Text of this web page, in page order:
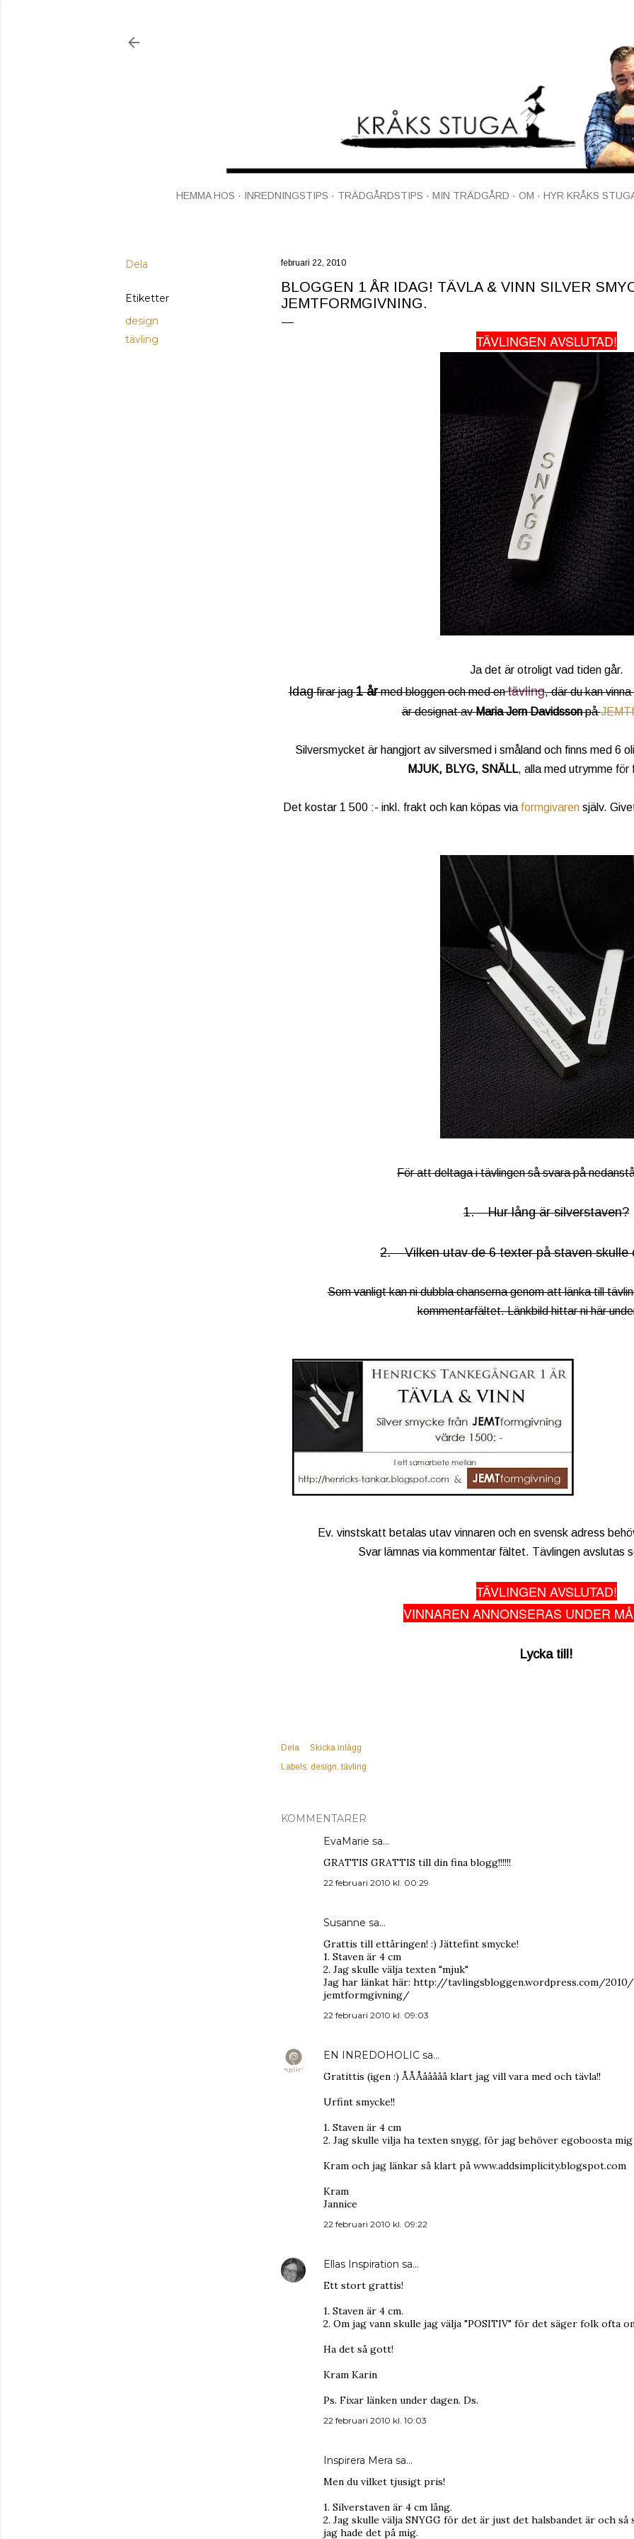
HEMMA HOS INREDNINGSTIPS TRÄDGÅRDSTIPS MIN TRÄDGÅRD OM HYR KRÅKS
Dela
Etiketter
design
tävling
februari 22, 2010
BLOGGEN 1 ÅR IDAG! TÄVLA & VINN SILVER
JEMTFORMGIVNING.
TÄVLINGEN AVSLUTAD!
Ja det är otroligt vad tiden går.
Idagfirar jag1 årmed bloggen och med en tävling, där du kan
är designat avMaria Jern Davidssonpå
Silversmycket är hangjort av silversmed i småland och finns med 6
MJUK, BLYG, SNÄLL, alla med utrymme för
Det kostar 1 500 :- inkl. frakt och kan köpas via formgivarensjälv.
För att deltaga i tävlingen så svara på
1. Hur lång är silverstaven?
2. Vilken utav de 6 texter på staven skulle
Som vanligt kan ni dubbla chanserna genom att länka till
kommentarfältet. Länkbild hittar ni här
Ev. vinstskatt betalas utav vinnaren och en svensk adress
Svar lämnas via kommentar fältet. Tävlingen avslutas
TÄVLINGEN AVSLUTAD!
VINNAREN ANNONSERAS UNDER
Lycka till!
Dela
Skicka inlägg
Labels: design tävling
KOMMENTARER
EvaMarie sa…
GRATTIS GRATTIS till din fina blogg!!!!!!
22 februari 2010 kl. 00:29
Susanne sa…
Grattis till ettåringen! :) Jättefint smycke!
1. Staven är 4 cm
2. Jag skulle välja texten "mjuk"
Jag har länkat här: http://tavlingsbloggen.wordpress.com/
jemtformgivning/
22 februari 2010 kl. 09:03
EN INREDOHOLIC sa…
Gratittis (igen :) ÅÅÅååååå klart jag vill vara med och tävla!!
Urfint smycke!!
1. Staven är 4 cm
2. Jag skulle vilja ha texten snygg, för jag behöver egoboosta
Kram och jag länkar så klart på www.addsimplicity.blogspot.com
Kram
Jannice
22 februari 2010 kl. 09:22
Ellas Inspiration sa…
Ett stort grattis!
1. Staven är 4 cm.
2. Om jag vann skulle jag välja "POSITIV" för det säger folk ofta
Ha det så gott!
Kram Karin
Ps. Fixar länken under dagen. Ds.
22 februari 2010 kl. 10:03
Inspirera Mera sa…
Men du vilket tjusigt pris!
1. Silverstaven är 4 cm lång.
2. Jag skulle välja SNYGG för det är just det halsbandet är och
jag hade det på mig.